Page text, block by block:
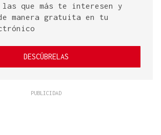
las que más te interesen y
manera gratuita en tu
DESCÚBRELAS